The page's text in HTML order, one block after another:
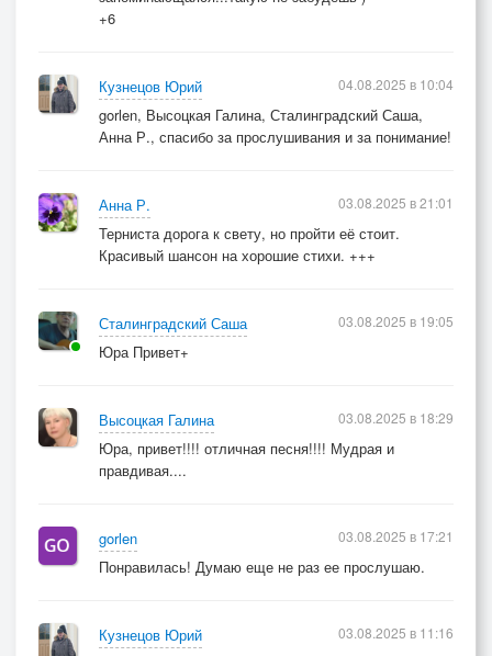
+6
Кузнецов Юрий
gorlen, Высоцкая Галина, Сталинградский Саша,
Анна Р., спасибо за прослушивания и за понимание!
04.08.2025 в 10:04
Анна Р.
Терниста дорога к свету, но пройти её стоит.
Красивый шансон на хорошие стихи. +++
03.08.2025 в 21:01
Сталинградский Саша
Юра Привет+
03.08.2025 в 19:05
Высоцкая Галина
Юра, привет!!!! отличная песня!!!! Мудрая и
правдивая....
03.08.2025 в 18:29
gorlen
Понравилась! Думаю еще не раз ее прослушаю.
03.08.2025 в 17:21
Кузнецов Юрий
03.08.2025 в 11:16